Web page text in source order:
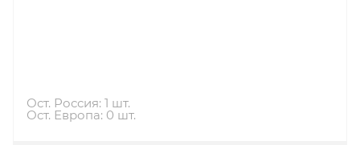
Ост. Россия: 1 шт.
Ост. Европа: 0 шт.